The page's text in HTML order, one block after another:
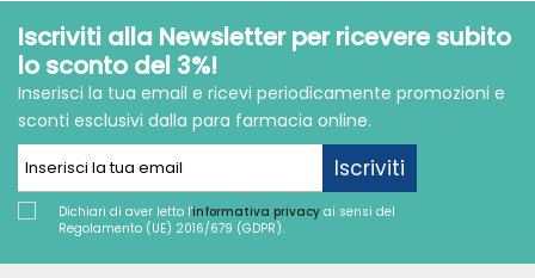
Iscriviti alla Newsletter per ricevere subito
lo sconto del 3%!
Inserisci la tua email e ricevi periodicamente promozioni e
sconti esclusivi dalla para farmacia online.
Iscriviti
Dichiari di aver letto l'informativa privacy ai sensi del
Regolamento (UE) 2016/679 (GDPR).